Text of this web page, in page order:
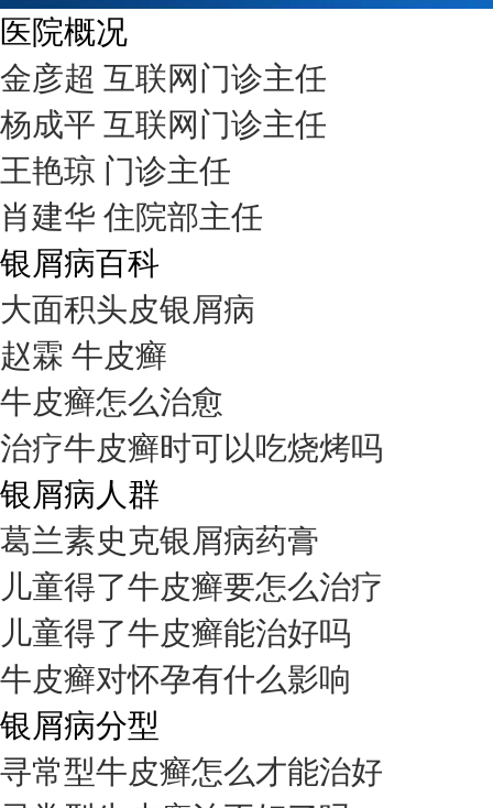
医院概况
金彦超 互联网门诊主任
杨成平 互联网门诊主任
王艳琼 门诊主任
肖建华 住院部主任
银屑病百科
大面积头皮银屑病
赵霖 牛皮癣
牛皮癣怎么治愈
治疗牛皮癣时可以吃烧烤吗
银屑病人群
葛兰素史克银屑病药膏
儿童得了牛皮癣要怎么治疗
儿童得了牛皮癣能治好吗
牛皮癣对怀孕有什么影响
银屑病分型
寻常型牛皮癣怎么才能治好